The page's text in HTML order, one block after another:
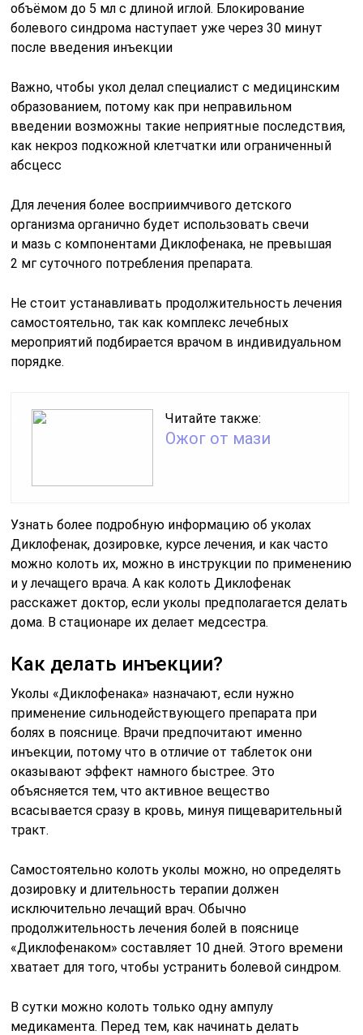
объёмом до 5 мл с длиной иглой. Блокирование
болевого синдрома наступает уже через 30 минут
после введения инъекции
Важно, чтобы укол делал специалист с медицинским
образованием, потому как при неправильном
введении возможны такие неприятные последствия,
как некроз подкожной клетчатки или ограниченный
абсцесс
Для лечения более восприимчивого детского
организма органично будет использовать свечи
и мазь с компонентами Диклофенака, не превышая
2 мг суточного потребления препарата.
Не стоит устанавливать продолжительность лечения
самостоятельно, так как комплекс лечебных
мероприятий подбирается врачом в индивидуальном
порядке.
Читайте также:
Ожог от мази
Узнать более подробную информацию об уколах
Диклофенак, дозировке, курсе лечения, и как часто
можно колоть их, можно в инструкции по применению
и у лечащего врача. А как колоть Диклофенак
расскажет доктор, если уколы предполагается делать
дома. В стационаре их делает медсестра.
Как делать инъекции?
Уколы «Диклофенака» назначают, если нужно
применение сильнодействующего препарата при
болях в пояснице. Врачи предпочитают именно
инъекции, потому что в отличие от таблеток они
оказывают эффект намного быстрее. Это
объясняется тем, что активное вещество
всасывается сразу в кровь, минуя пищеварительный
тракт.
Самостоятельно колоть уколы можно, но определять
дозировку и длительность терапии должен
исключительно лечащий врач. Обычно
продолжительность лечения болей в пояснице
«Диклофенаком» составляет 10 дней. Этого времени
хватает для того, чтобы устранить болевой синдром.
В сутки можно колоть только одну ампулу
медикамента. Перед тем, как начинать делать